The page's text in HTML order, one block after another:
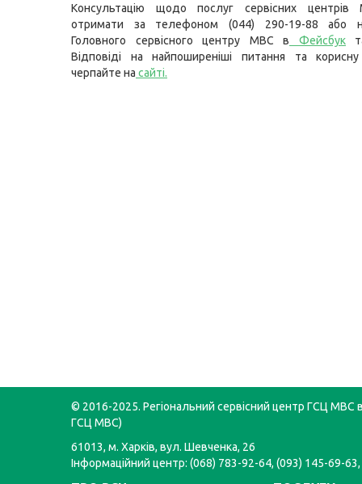
Консультацію щодо послуг сервісних
отримати за телефоном (044) 290-19-88 або
Головного сервісного центру МВС в Фейсбук
Відповіді на найпоширеніші питання та
черпайте на сайті.
© 2016-2025. Регіональний сервісний центр ГСЦ МВС в
ГСЦ МВС)
61013, м. Харків, вул. Шевченка, 26
Інформаційний центр: (068) 783-92-64, (093) 145-69-